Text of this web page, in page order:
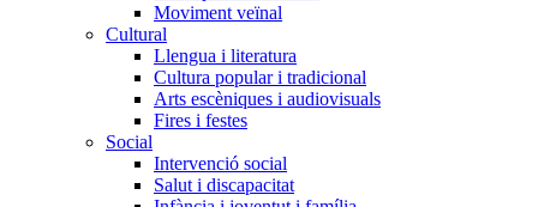
Moviment veïnal
Cultural
Llengua i literatura
Cultura popular i tradicional
Arts escèniques i audiovisuals
Fires i festes
Social
Intervenció social
Salut i discapacitat